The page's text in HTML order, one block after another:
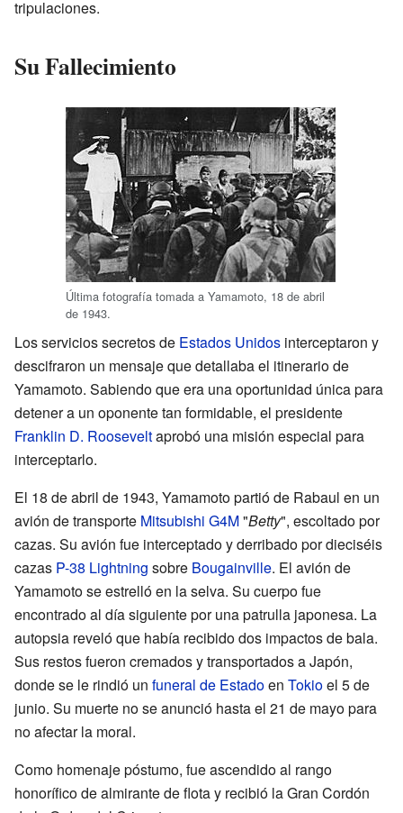
tripulaciones.
Su Fallecimiento
Última fotografía tomada a Yamamoto, 18 de abril
de 1943.
Los servicios secretos de Estados Unidos interceptaron y
descifraron un mensaje que detallaba el itinerario de
Yamamoto. Sabiendo que era una oportunidad única para
detener a un oponente tan formidable, el presidente
Franklin D. Rooseveltaprobó una misión especial para
interceptarlo.
El 18 de abril de 1943, Yamamoto partió de Rabaul en un
avión de transporte Mitsubishi G4M"Betty", escoltado por
cazas. Su avión fue interceptado y derribado por dieciséis
cazas P-38 Lightning sobre Bougainville. El avión de
Yamamoto se estrelló en la selva. Su cuerpo fue
encontrado al día siguiente por una patrulla japonesa. La
autopsia reveló que había recibido dos impactos de bala.
Sus restos fueron cremados y transportados a Japón,
donde se le rindió un funeral de Estadoen Tokioel 5 de
junio. Su muerte no se anunció hasta el 21 de mayo para
no afectar la moral.
Como homenaje póstumo, fue ascendido al rango
honorífico de almirante de flota y recibió la Gran Cordón